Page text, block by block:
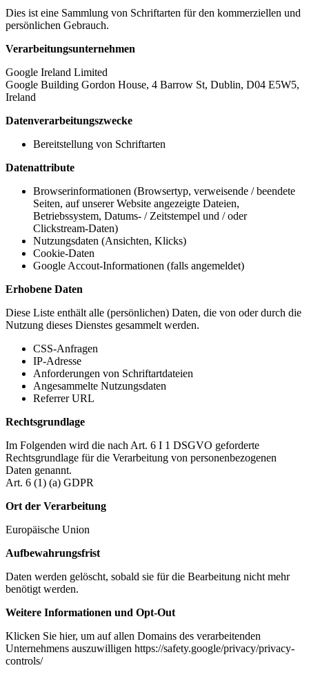
Dies ist eine Sammlung von Schriftarten für den kommerziellen und
persönlichen Gebrauch.
Verarbeitungsunternehmen
Google Ireland Limited
Google Building Gordon House, 4 Barrow St, Dublin, D04 E5W5,
Ireland
Datenverarbeitungszwecke
Bereitstellung von Schriftarten
Datenattribute
Browserinformationen (Browsertyp, verweisende / beendete
Seiten, auf unserer Website angezeigte Dateien,
Betriebssystem, Datums- / Zeitstempel und / oder
Clickstream-Daten)
Nutzungsdaten (Ansichten, Klicks)
Cookie-Daten
Google Accout-Informationen (falls angemeldet)
Erhobene Daten
Diese Liste enthält alle (persönlichen) Daten, die von oder durch die
Nutzung dieses Dienstes gesammelt werden.
CSS-Anfragen
IP-Adresse
Anforderungen von Schriftartdateien
Angesammelte Nutzungsdaten
Referrer URL
Rechtsgrundlage
Im Folgenden wird die nach Art. 6 I 1 DSGVO geforderte
Rechtsgrundlage für die Verarbeitung von personenbezogenen
Daten genannt.
Art. 6 (1) (a) GDPR
Ort der Verarbeitung
Europäische Union
Aufbewahrungsfrist
Daten werden gelöscht, sobald sie für die Bearbeitung nicht mehr
benötigt werden.
Weitere Informationen und Opt-Out
Klicken Sie hier, um auf allen Domains des verarbeitenden
Unternehmens auszuwilligen https://safety.google/privacy/privacy-
controls/